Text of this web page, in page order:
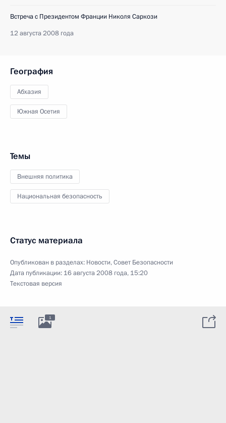
Встреча с Президентом Франции Николя Саркози
12 августа 2008 года
География
Абхазия
Южная Осетия
Темы
Внешняя политика
Национальная безопасность
Статус материала
Опубликован в разделах: Новости,Совет Безопасности
Дата публикации: 16 августа 2008 года, 15:20
Текстовая версия
1